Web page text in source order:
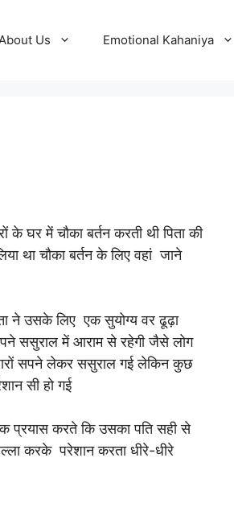
Us Emotional Kahaniya
घर में चौका बर्तन करती थी पिता की
था चौका बर्तन के लिए वहां जाने
ने उसके लिए एक सुयोग्य वर ढूढ़ा
ससुराल में आराम से रहेगी जैसे लोग
सपने लेकर ससुराल गई लेकिन कुछ
सी हो गई
प्रयास करते कि उसका पति सही से
करके परेशान करता धीरे-धीरे